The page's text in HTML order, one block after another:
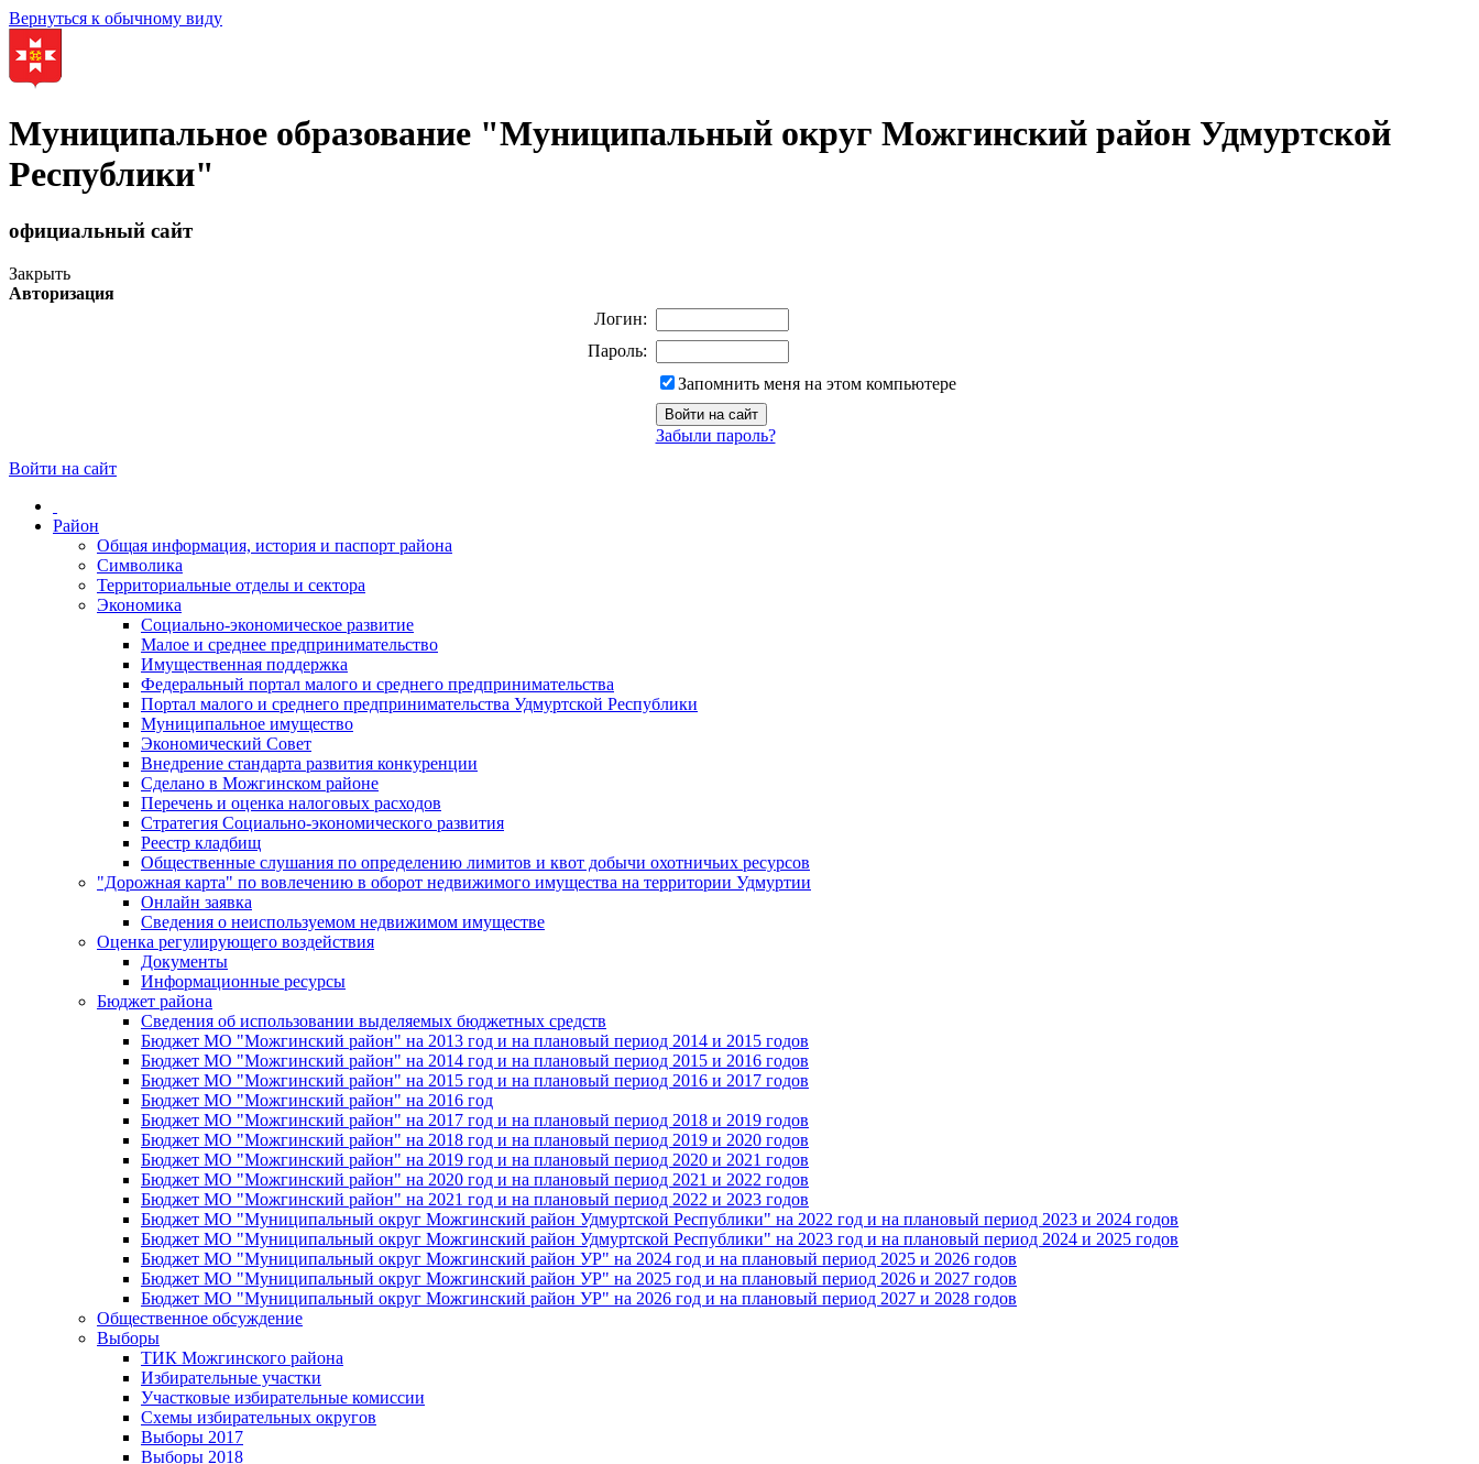
Вернуться к обычному виду
Муниципальное образование "Муниципальный округ Можгинский район Удмуртской
Республики"
официальный сайт
Закрыть
Авторизация
Логин:
Пароль:
Запомнить меня на этом компьютере
Забыли пароль?
Войти на сайт
Район
Общая информация, история и паспорт района
Символика
Территориальные отделы и сектора
Экономика
Социально-экономическое развитие
Малое и среднее предпринимательство
Имущественная поддержка
Федеральный портал малого и среднего предпринимательства
Портал малого и среднего предпринимательства Удмуртской Республики
Муниципальное имущество
Экономический Совет
Внедрение стандарта развития конкуренции
Сделано в Можгинском районе
Перечень и оценка налоговых расходов
Стратегия Социально-экономического развития
Реестр кладбищ
Общественные слушания по определению лимитов и квот добычи охотничьих ресурсов
"Дорожная карта" по вовлечению в оборот недвижимого имущества на территории Удмуртии
Онлайн заявка
Сведения о неиспользуемом недвижимом имуществе
Оценка регулирующего воздействия
Документы
Информационные ресурсы
Бюджет района
Сведения об использовании выделяемых бюджетных средств
Бюджет МО "Можгинский район" на 2013 год и на плановый период 2014 и 2015 годов
Бюджет МО "Можгинский район" на 2014 год и на плановый период 2015 и 2016 годов
Бюджет МО "Можгинский район" на 2015 год и на плановый период 2016 и 2017 годов
Бюджет МО "Можгинский район" на 2016 год
Бюджет МО "Можгинский район" на 2017 год и на плановый период 2018 и 2019 годов
Бюджет МО "Можгинский район" на 2018 год и на плановый период 2019 и 2020 годов
Бюджет МО "Можгинский район" на 2019 год и на плановый период 2020 и 2021 годов
Бюджет МО "Можгинский район" на 2020 год и на плановый период 2021 и 2022 годов
Бюджет МО "Можгинский район" на 2021 год и на плановый период 2022 и 2023 годов
Бюджет МО "Муниципальный округ Можгинский район Удмуртской Республики" на 2022 год и на плановый период 2023 и 2024 годов
Бюджет МО "Муниципальный округ Можгинский район Удмуртской Республики" на 2023 год и на плановый период 2024 и 2025 годов
Бюджет МО "Муниципальный округ Можгинский район УР" на 2024 год и на плановый период 2025 и 2026 годов
Бюджет МО "Муниципальный округ Можгинский район УР" на 2025 год и на плановый период 2026 и 2027 годов
Бюджет МО "Муниципальный округ Можгинский район УР" на 2026 год и на плановый период 2027 и 2028 годов
Общественное обсуждение
Выборы
ТИК Можгинского района
Избирательные участки
Участковые избирательные комиссии
Схемы избирательных округов
Выборы 2017
Выборы 2018